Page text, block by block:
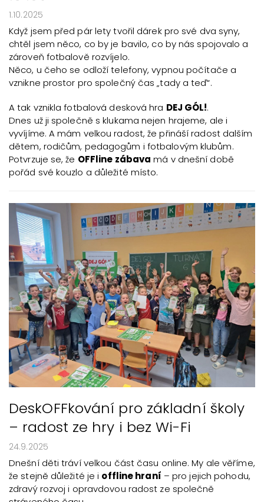
1.10.2025
Když jsem před pár lety tvořil dárek pro své dva syny,
chtěl jsem něco, co by je bavilo, co by nás spojovalo a
zároveň fotbalově rozvíjelo.
Něco, u čeho se odloží telefony, vypnou počítače a
vznikne prostor pro společný čas „tady a teď“.
A tak vznikla fotbalová desková hra DEJ GÓL!.
Dnes už ji společně s klukama nejen hrajeme, ale i
vyvíjíme. A mám velkou radost, že přináší radost dalším
dětem, rodičům, pedagogům i fotbalovým klubům.
Potvrzuje se, že OFFline zábava má v dnešní době
pořád své kouzlo a důležité místo.
DeskOFFkování pro základní školy
– radost ze hry i bez Wi-Fi
24.9.2025
Dnešní děti tráví velkou část času online. My ale věříme,
že stejně důležité je i offline hraní – pro jejich pohodu,
zdravý rozvoj i opravdovou radost ze společně